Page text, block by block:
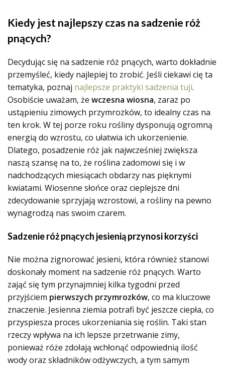
Kiedy jest najlepszy czas na sadzenie róż
pnących?
Decydując się na sadzenie róż pnących, warto dokładnie
przemyśleć, kiedy najlepiej to zrobić. Jeśli ciekawi cię ta
tematyka, poznaj najlepsze praktyki sadzenia tuji.
Osobiście uważam, że wczesna wiosna, zaraz po
ustąpieniu zimowych przymrozków, to idealny czas na
ten krok. W tej porze roku rośliny dysponują ogromną
energią do wzrostu, co ułatwia ich ukorzenienie.
Dlatego, posadzenie róż jak najwcześniej zwiększa
naszą szansę na to, że roślina zadomowi się i w
nadchodzących miesiącach obdarzy nas pięknymi
kwiatami. Wiosenne słońce oraz cieplejsze dni
zdecydowanie sprzyjają wzrostowi, a rośliny na pewno
wynagrodzą nas swoim czarem.
Sadzenie róż pnących jesienią przynosi korzyści
Nie można zignorować jesieni, która również stanowi
doskonały moment na sadzenie róż pnących. Warto
zająć się tym przynajmniej kilka tygodni przed
przyjściem pierwszych przymrozków, co ma kluczowe
znaczenie. Jesienna ziemia potrafi być jeszcze ciepła, co
przyspiesza proces ukorzeniania się roślin. Taki stan
rzeczy wpływa na ich lepsze przetrwanie zimy,
ponieważ róże zdołają wchłonąć odpowiednią ilość
wody oraz składników odżywczych, a tym samym